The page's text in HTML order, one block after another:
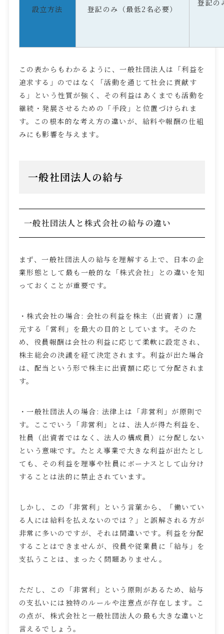
設立方法 登記のみ（最低2名必要）
登記の
この表からもわかるように、一般社団法人は「利益を
追求する」のではなく「活動を通じて社会に貢献す
る」という性質が強く、その利益はあくまでも活動を
継続・発展させるための「手段」と位置づけられま
す。この根本的な考え方の違いが、給料や報酬の仕組
みにも影響を与えます。
一般社団法人の給与
一般社団法人と株式会社の給与の違い
まず、一般社団法人の給与を理解する上で、日本の企
業形態として最も一般的な「株式会社」との違いを知
っておくことが重要です。
・株式会社の場合 : 会社の利益を株主（出資者）に還
元する「営利」を最大の目的としています。そのた
め、役員報酬は会社の利益に応じて柔軟に設定され、
株主総会の決議を経て決定されます。利益が出た場合
は、配当という形で株主に出資額に応じて分配されま
す。
・一般社団法人の場合 : 法律上は「非営利」が原則で
す。ここでいう「非営利」とは、法人が得た利益を、
社員（出資者ではなく、法人の構成員）に分配しない
という意味です。たとえ事業で大きな利益が出たとし
ても、その利益を理事や社員にボーナスとして山分け
することは法的に禁止されています。
しかし、この「非営利」という言葉から、「働いてい
る人には給料を払えないのでは？」と誤解される方が
非常に多いのですが、それは間違いです。利益を分配
することはできませんが、役員や従業員に「給与」を
支払うことは、まったく問題ありません。
ただし、この「非営利」という原則があるため、給与
の支払いには独特のルールや注意点が存在します。こ
の点が、株式会社と一般社団法人の最も大きな違いと
言えるでしょう。